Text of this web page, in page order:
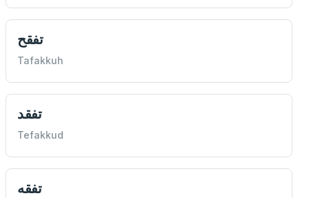
تفقح
Tafakkuh
تفقد
Tefakkud
تفقه